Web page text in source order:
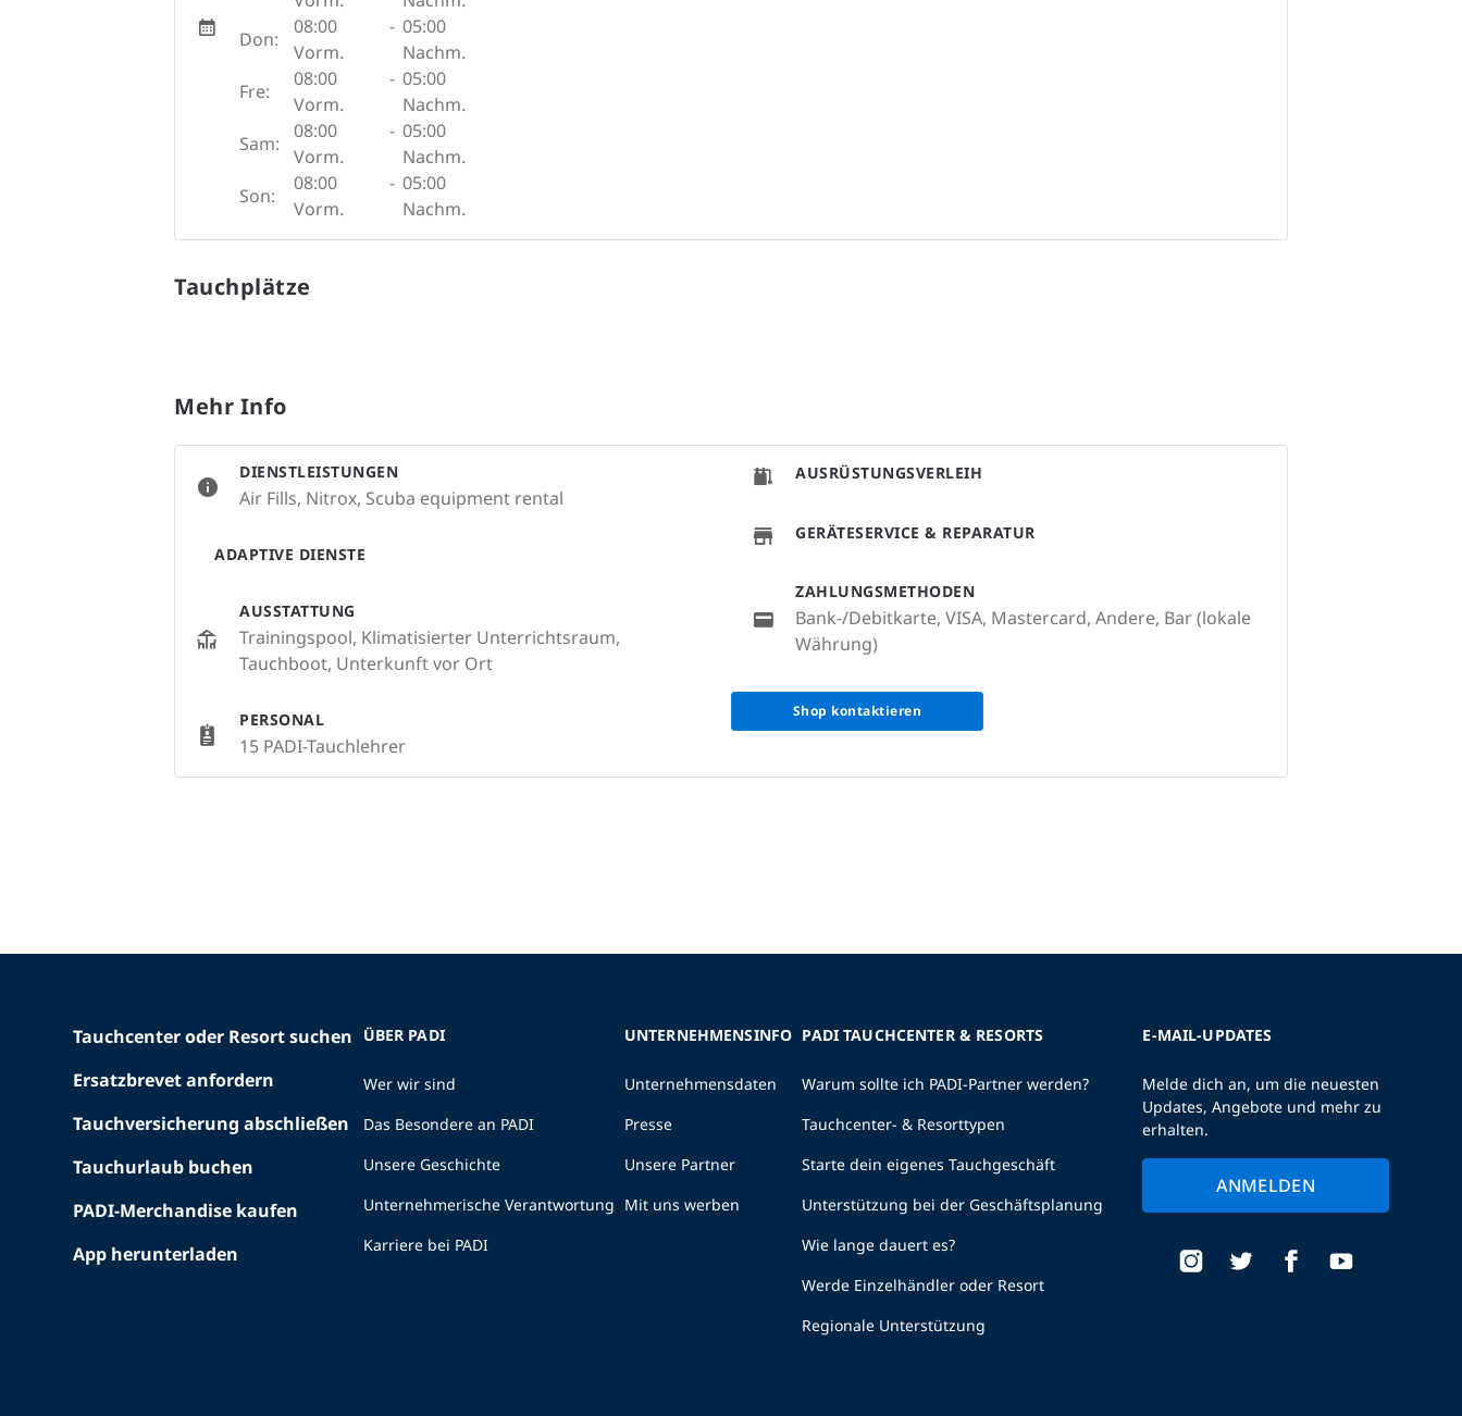
Don:
08:00
Vorm.
- 05:00
Nachm.
Fre:
08:00
Vorm.
- 05:00
Nachm.
Sam:
08:00
Vorm.
- 05:00
Nachm.
Son:
08:00
Vorm.
- 05:00
Nachm.
Tauchplätze
Mehr Info
DIENSTLEISTUNGEN
Air Fills, Nitrox, Scuba equipment rental
ADAPTIVE DIENSTE
AUSSTATTUNG
Trainingspool, Klimatisierter Unterrichtsraum,
Tauchboot, Unterkunft vor Ort
PERSONAL
15 PADI-Tauchlehrer
AUSRÜSTUNGSVERLEIH
GERÄTESERVICE & REPARATUR
ZAHLUNGSMETHODEN
Bank-/Debitkarte, VISA, Mastercard, Andere, Bar (lokale
Währung)
Shop kontaktieren
Tauchcenter oder Resort suchen
Ersatzbrevet anfordern
Tauchversicherung abschließen
Tauchurlaub buchen
PADI-Merchandise kaufen
App herunterladen
ÜBER PADI
Wer wir sind
Das Besondere an PADI
Unsere Geschichte
Unternehmerische Verantwortung
Karriere bei PADI
UNTERNEHMENSINFO
Unternehmensdaten
Presse
Unsere Partner
Mit uns werben
PADI TAUCHCENTER & RESORTS
Warum sollte ich PADI-Partner werden?
Tauchcenter- & Resorttypen
Starte dein eigenes Tauchgeschäft
Unterstützung bei der Geschäftsplanung
Wie lange dauert es?
Werde Einzelhändler oder Resort
Regionale Unterstützung
E-MAIL-UPDATES
Melde dich an, um die neuesten
Updates, Angebote und mehr zu
erhalten.
ANMELDEN